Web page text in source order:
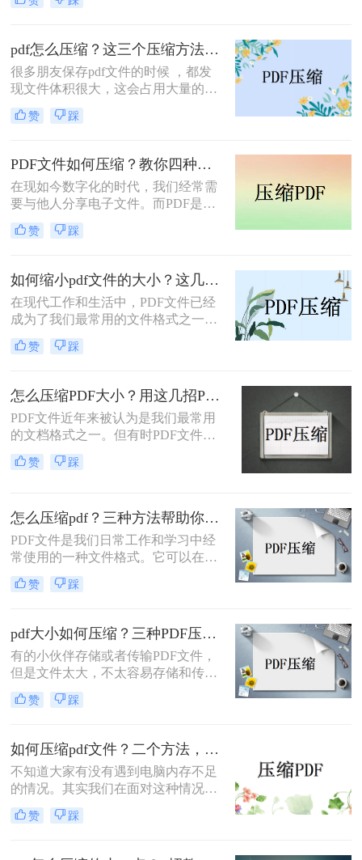
具。
的问题：PDF文件太大了，无法方便
缩大小呢？在本文中，将为您详细介
绍多种方法，助您快速解决这个问
题。
pdf怎么压缩？这三个压缩方法非常不错！
很多朋友保存pdf文件的时候 ，都发
现文件体积很大，这会占用大量的电
脑空间，所以需要对文件进行压缩。
接下来小编就给大家介绍pdf怎么压
赞 踩
PDF文件如何压缩？教你四种特别实用的方法！
在现如今数字化的时代，我们经常需
要与他人分享电子文件。而PDF是一
种常见的文件格式，因为它可以在不
同设备和操作系统上保持格式的一致
件过大，无法快速上传或发送。那么
PDF文件如何压缩，让文件更小更易
分享呢？本文将为您提供详细的解决
方案。
赞 踩
如何缩小pdf文件的大小？这几个压缩方法非常不错！
在现代工作和生活中，PDF文件已经
成为了我们最常用的文件格式之一。
然而，随着PDF文件的不断增多，它
们占据的存储空间也越来越大，这无
那么如何缩小pdf文件的大小呢？本文
将为大家介绍一些简单而有效的方
法，帮助你降低PDF文件的存储空间
占用。
赞 踩
怎么压缩PDF大小？用这几招PDF文件轻松压缩！
PDF文件近年来被认为是我们最常用
的文档格式之一。但有时PDF文件太
大，一般都有几十mb，甚至几百
mb，所以不但上传下载时间，有时需
就来讲讲压缩pdf文件大小的方法。
赞 踩
怎么压缩pdf？三种方法帮助你解决问题！
PDF文件是我们日常工作和学习中经
常使用的一种文件格式。它可以在不
同的操作系统和设备上保持内容的一
致性。然而，有时候我们会发现PDF
太方便。这时候，压缩PDF文件就是
一个非常好的解决方案！
赞 踩
pdf大小如何压缩？三种PDF压缩实用方法！
有的小伙伴存储或者传输PDF文件，
但是文件太大，不太容易存储和传
输，因此想要压缩PDF文件，但是却
不知道pdf大小如何压缩，那么小编就
赞 踩
如何压缩pdf文件？二个方法，帮你高效无损压缩！
不知道大家有没有遇到电脑内存不足
的情况。其实我们在面对这种情况的
时候，只要将电脑里面的PDF文件进
行压缩就可以解放电脑的大部分空
就分享给你PDF压缩大小方法。
赞 踩